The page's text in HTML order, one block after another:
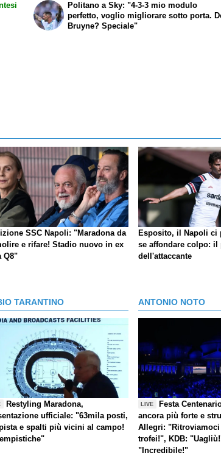
Politano a Sky: "4-3-3 mio modulo
perfetto, voglio migliorare sotto porta.
Bruyne? Speciale"
SSC Napoli: "Maradona da
e rifare! Stadio nuovo in ex
Q8"
Esposito, il Napoli ci
se affondare colpo: il
dell'attaccante
TARANTINO
Restyling Maradona,
ufficiale: "63mila posti,
e spalti più vicini al campo!
ANTONIO NOTO
LIVE
Festa
ancora più forte e
Allegri:
trofei!", KDB:
"Incredibile!"